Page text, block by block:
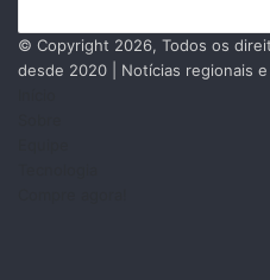
© Copyright 2026, Todos os
desde 2020 | Notícias regionais